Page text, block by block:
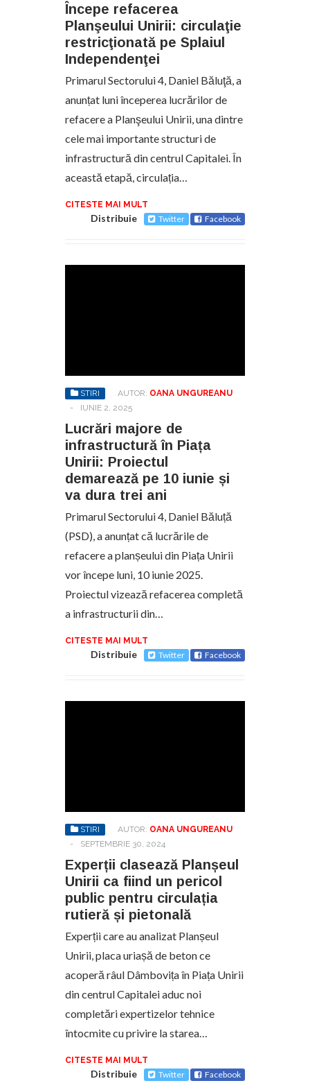
Începe refacerea
Planşeului Unirii: circulaţie
restricţionată pe Splaiul
Independenţei
Primarul Sectorului 4, Daniel Băluţă, a
anunțat luni începerea lucrărilor de
refacere a Planşeului Unirii, una dintre
cele mai importante structuri de
infrastructură din centrul Capitalei. În
această etapă, circulația…
CITESTE MAI MULT
Distribuie Twitter Facebook
STIRI AUTOR: OANA UNGUREANU
-
IUNIE 2, 2025
Lucrări majore de
infrastructură în Piața
Unirii: Proiectul
demarează pe 10 iunie și
va dura trei ani
Primarul Sectorului 4, Daniel Băluță
(PSD), a anunțat că lucrările de
refacere a planșeului din Piața Unirii
vor începe luni, 10 iunie 2025.
Proiectul vizează refacerea completă
a infrastructurii din…
CITESTE MAI MULT
Distribuie Twitter Facebook
STIRI AUTOR: OANA UNGUREANU
-
SEPTEMBRIE 30, 2024
Experții clasează Planșeul
Unirii ca fiind un pericol
public pentru circulația
rutieră și pietonală
Experții care au analizat Planșeul
Unirii, placa uriașă de beton ce
acoperă râul Dâmbovița în Piața Unirii
din centrul Capitalei aduc noi
completări expertizelor tehnice
întocmite cu privire la starea…
CITESTE MAI MULT
Distribuie Twitter Facebook